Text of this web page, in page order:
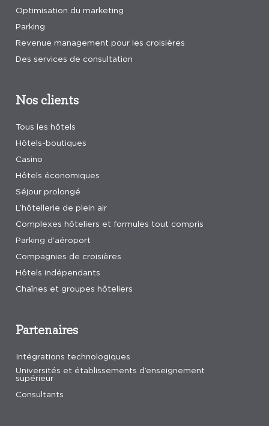
Optimisation du marketing
Parking
Revenue management pour les croisières
Des services de consultation
Nos clients
Tous les hôtels
Hôtels-boutiques
Casino
Hôtels économiques
Séjour prolongé
L’hôtellerie de plein air
Complexes hôteliers et formules tout compris
Parking d’aéroport
Compagnies de croisières
Hôtels indépendants
Chaînes et groupes hôteliers
Partenaires
Intégrations technologiques
Universités et établissements d’enseignement
supérieur
Consultants